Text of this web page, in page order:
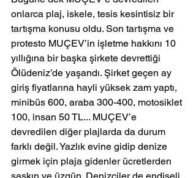
onlarca plaj, iskele, tesis kesintisiz bir
tartışma konusu oldu. Son tartışma ve
protesto MUÇEV’in işletme hakkını 10
yıllığına bir başka şirkete devrettiği
Ölüdeniz’de yaşandı. Şirket geçen ay
giriş fiyatlarına hayli yüksek zam yaptı,
minibüs 600, araba 300-400, motosiklet
100, insan 50 TL... MUÇEV’e
devredilen diğer plajlarda da durum
farklı değil. Yazlık evine gidip denize
girmek için plaja gidenler ücretlerden